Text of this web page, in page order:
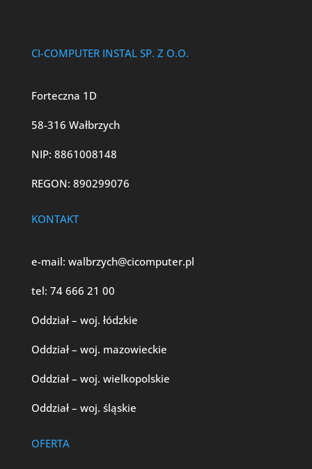
CI-COMPUTER INSTAL SP. Z O.O.
Forteczna 1D
58-316 Wałbrzych
NIP: 8861008148
REGON: 890299076
KONTAKT
e-mail: walbrzych@cicomputer.pl
tel: 74 666 21 00
Oddział – woj. łódzkie
Oddział – woj. mazowieckie
Oddział – woj. wielkopolskie
Oddział – woj. śląskie
OFERTA